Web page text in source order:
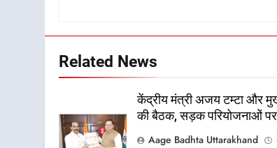
Related News
केंद्रीय मंत्री अजय टम्टा और
की बैठक, सड़क परियोजनाओं
Aage Badhta Uttarakhand